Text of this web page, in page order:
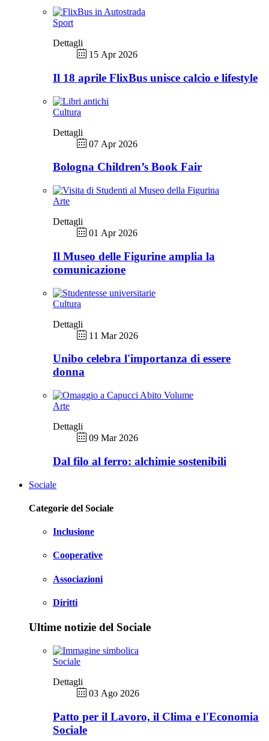
Sport
Dettagli
15 Apr 2026
Il 18 aprile FlixBus unisce calcio e lifestyle
Cultura
Dettagli
07 Apr 2026
Bologna Children’s Book Fair
Arte
Dettagli
01 Apr 2026
Il Museo delle Figurine amplia la
comunicazione
Cultura
Dettagli
11 Mar 2026
Unibo celebra l'importanza di essere
donna
Arte
Dettagli
09 Mar 2026
Dal filo al ferro: alchimie sostenibili
Sociale
Categorie del Sociale
Inclusione
Cooperative
Associazioni
Diritti
Ultime notizie del Sociale
Sociale
Dettagli
03 Ago 2026
Patto per il Lavoro, il Clima e l'Economia
Sociale